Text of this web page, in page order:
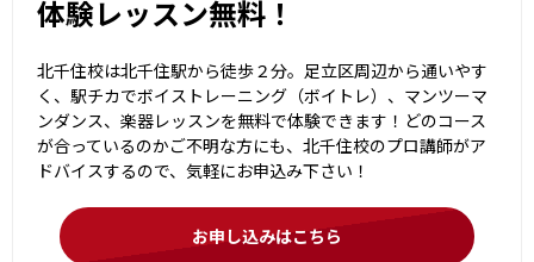
体験レッスン無料！
北千住校は北千住駅から徒歩２分。足立区周辺から通いやす
く、駅チカでボイストレーニング（ボイトレ）、マンツーマ
ンダンス、楽器レッスンを無料で体験できます！どのコース
が合っているのかご不明な方にも、北千住校のプロ講師がア
ドバイスするので、気軽にお申込み下さい！
お申し込みはこちら